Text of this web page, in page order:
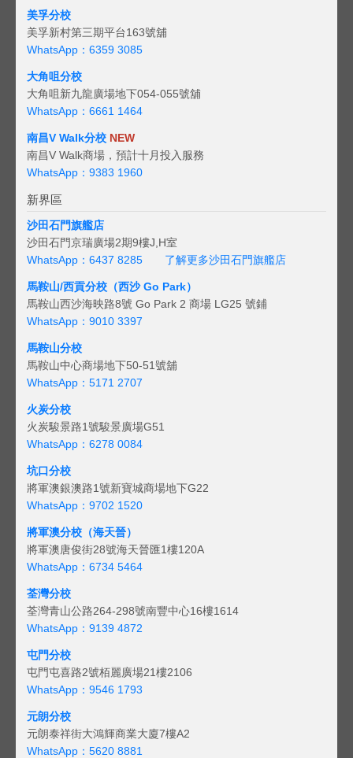
美孚分校
美孚新村第三期平台163號舖
WhatsApp：6359 3085
大角咀分校
大角咀新九龍廣場地下054-055號舖
WhatsApp：6661 1464
南昌V Walk分校 NEW
南昌V Walk商場，預計十月投入服務
WhatsApp：9383 1960
新界區
沙田石門旗艦店
沙田石門京瑞廣場2期9樓J,H室
WhatsApp：6437 8285
了解更多沙田石門旗艦店
馬鞍山/西貢分校（西沙 Go Park）
馬鞍山西沙海映路8號 Go Park 2 商場 LG25 號鋪
WhatsApp：9010 3397
馬鞍山分校
馬鞍山中心商場地下50-51號舖
WhatsApp：5171 2707
火炭分校
火炭駿景路1號駿景廣場G51
WhatsApp：6278 0084
坑口分校
將軍澳銀澳路1號新寶城商場地下G22
WhatsApp：9702 1520
將軍澳分校（海天晉）
將軍澳唐俊街28號海天晉匯1樓120A
WhatsApp：6734 5464
荃灣分校
荃灣青山公路264-298號南豐中心16樓1614
WhatsApp：9139 4872
屯門分校
屯門屯喜路2號栢麗廣場21樓2106
WhatsApp：9546 1793
元朗分校
元朗泰祥街大鴻輝商業大廈7樓A2
WhatsApp：5620 8881